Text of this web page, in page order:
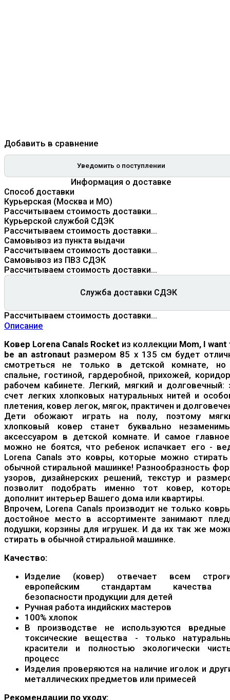
Добавить в сравнение
Уведомить о поступлении
Информация о доставке
Способ доставки
Курьерская (Москва и МО)
Рассчитываем стоимость доставки...
Курьерской службой СДЭК
Рассчитываем стоимость доставки...
Самовывоз из пункта выдачи
Рассчитываем стоимость доставки...
Самовывоз из ПВЗ СДЭК
Рассчитываем стоимость доставки...
Служба доставки СДЭК
Рассчитываем стоимость доставки...
Описание
Ковер Lorena Canals Rocket из коллекции Mom, I want
be an astronaut размером 85 х 135 см будет
смотреться не только в детской комнате,
спальне, гостиной, гардеробной, прихожей,
рабочем кабинете. Легкий, мягкий и долговечный:
счет легких хлопковых натуральных нитей и
плетения, ковер легок, мягок, практичен и
Дети обожают играть на полу, поэтому
хлопковый ковер станет буквально
аксессуаром в детской комнате. И самое
можно не боятся, что ребенок испачкает его -
Lorena Canals это ковры, которые можно
обычной стиральной машинке! Разнообразность
узоров, дизайнерских решений, текстур и
позволит подобрать именно тот ковер,
дополнит интерьер Вашего дома или квартиры.
Впрочем, Lorena Canals производит не только
достойное место в ассортименте занимают
подушки, корзины для игрушек. И да их так же
стирать в обычной стиральной машинке.
Качество:
Изделие (ковер) отвечает всем
европейским стандартам качества
безопасности продукции для детей
Ручная работа индийских мастеров
100% хлопок
В производстве не используются
токсические вещества - только
красители и полностью экологически
процесс
Изделия проверяются на наличие иголок и
металлических предметов или примесей
Рекомендации по уходу: